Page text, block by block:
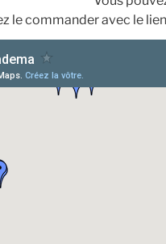
le commander avec le